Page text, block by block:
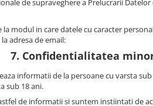
de supraveghere a Prelucrarii
modul in care datele cu caracter
adresa de email:
7. Confidentialitatea
informatii de la persoane cu varsta
sub 18 ani.
de informatii si suntem instiintati de